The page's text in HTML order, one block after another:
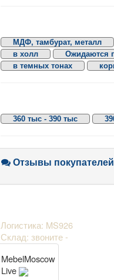
МДФ, тамбурат, металл
в холл
Ожидаются
в темных тонах
360 тыс - 390 тыс
Отзывы покупателей
Логистика: MS926
Склад: звоните -
MebelMoscow
Live